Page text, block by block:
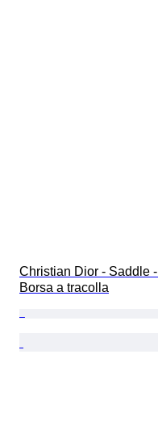
Christian Dior - Saddle -
Borsa a tracolla